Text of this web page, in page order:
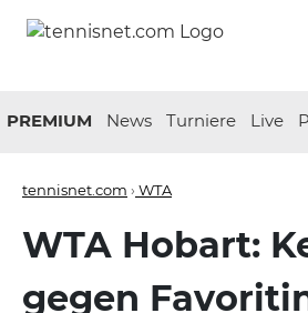
PREMIUM News Turniere Live
tennisnet.com › WTA
WTA Hobart:
gegen